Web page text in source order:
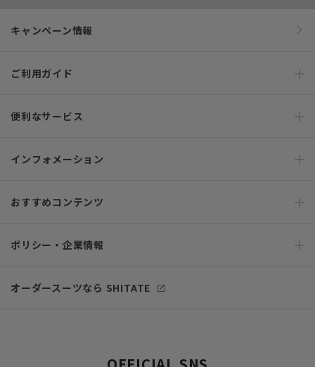
キャンペーン情報
ご利用ガイド
便利なサービス
インフォメーション
おすすめコンテンツ
ポリシー・企業情報
オーダースーツなら SHITATE